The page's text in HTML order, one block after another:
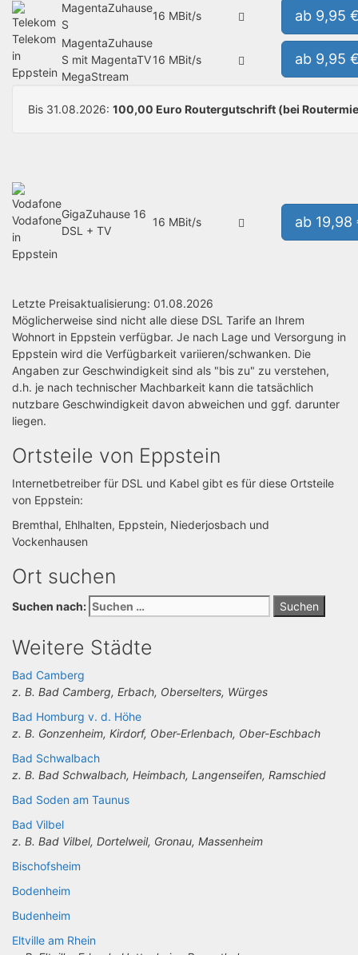
Telekom
in
Eppstein
MagentaZuhause
S
16 MBit/s ab 9,95
MagentaZuhause
S mit MagentaTV
MegaStream
16 MBit/s ab 9,95
Bis 31.08.2026: 100,00 Euro Routergutschrift (bei
Vodafone
in
Eppstein
GigaZuhause 16
DSL + TV
16 MBit/s ab
Letzte Preisaktualisierung: 01.08.2026
Möglicherweise sind nicht alle diese DSL Tarife an Ihrem
Wohnort in Eppstein verfügbar. Je nach Lage und Versorgung in
Eppstein wird die Verfügbarkeit variieren/schwanken. Die
Angaben zur Geschwindigkeit sind als "bis zu" zu verstehen,
d.h. je nach technischer Machbarkeit kann die tatsächlich
nutzbare Geschwindigkeit davon abweichen und ggf. darunter
liegen.
Ortsteile von Eppstein
Internetbetreiber für DSL und Kabel gibt es für diese Ortsteile
von Eppstein:
Bremthal, Ehlhalten, Eppstein, Niederjosbach und
Vockenhausen
Ort suchen
Suchen nach:
Weitere Städte
Bad Camberg
z. B. Bad Camberg, Erbach, Oberselters, Würges
Bad Homburg v. d. Höhe
z. B. Gonzenheim, Kirdorf, Ober-Erlenbach, Ober-Eschbach
Bad Schwalbach
z. B. Bad Schwalbach, Heimbach, Langenseifen, Ramschied
Bad Soden am Taunus
Bad Vilbel
z. B. Bad Vilbel, Dortelweil, Gronau, Massenheim
Bischofsheim
Bodenheim
Budenheim
Eltville am Rhein